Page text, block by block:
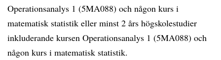
Operationsanalys 1 (5MA088) och någon kurs i
matematisk statistik eller minst 2 års högskolestudier
inkluderande kursen Operationsanalys 1 (5MA088) och
någon kurs i matematisk statistik.